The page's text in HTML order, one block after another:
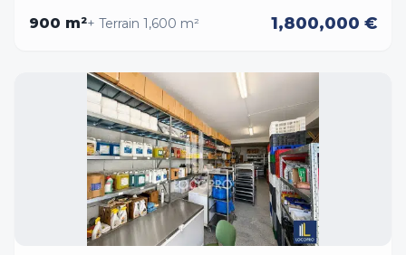
900 m²+ Terrain 1,600 m² 1,800,000 €